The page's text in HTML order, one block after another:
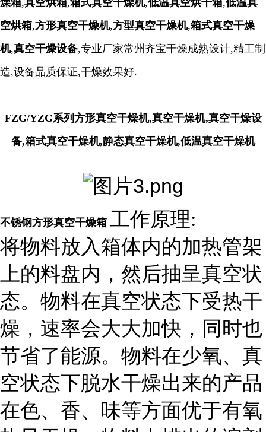
燥箱,真空烘箱,箱式真空干燥机,低温真空烘干箱,低温真
空烘箱,方形真空干燥机,方型真空干燥机,箱式真空干燥
机,真空干燥设备,专业厂家常州齐宝干燥成熟设计,精工制
造,设备品质保证,干燥效果好.
FZG/YZG系列方形真空干燥机,真空干燥机,真空干燥设
备,箱式真空干燥机,静态真空干燥机,低温真空干燥机
不锈钢方形真空干燥箱 工作原理:
将物料放入箱体内的加热管架
上的料盘内，然后抽呈真空状
态。物料在真空状态下受热干
燥，速率会大大加快，同时也
节省了能源。物料在少氧、真
空状态下脱水干燥出来的产品
在色、香、味等方面优于有氧